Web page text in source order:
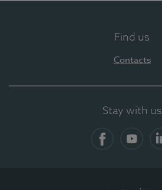
Find us
Contacts
Stay with us